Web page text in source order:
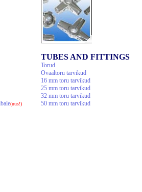
(uus!)
TUBES AND FITTINGS
Torud
Ovaaltoru tarvikud
16 mm toru tarvikud
25 mm toru tarvikud
32 mm toru tarvikud
50 mm toru tarvikud